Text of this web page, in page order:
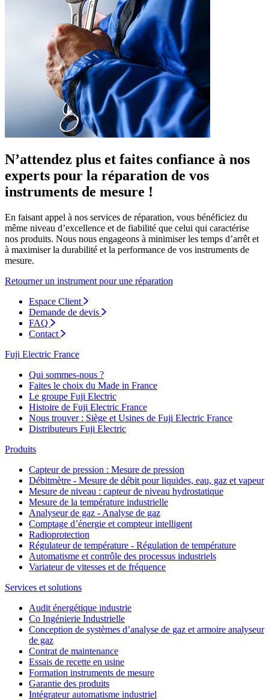
N’attendez plus et faites confiance à nos
experts pour la réparation de vos
instruments de mesure !
En faisant appel à nos services de réparation, vous bénéficiez du
même niveau d’excellence et de fiabilité que celui qui caractérise
nos produits. Nous nous engageons à minimiser les temps d’arrêt et
à maximiser la durabilité et la performance de vos instruments de
mesure.
Retourner un instrument pour une réparation
Espace Client
Demande de devis
FAQ
Contact
Fuji Electric France
Qui sommes-nous ?
Faites le choix du Made in France
Le groupe Fuji Electric
Histoire de Fuji Electric France
Nous trouver : Siège et Usines de Fuji Electric France
Distributeurs Fuji Electric
Produits
Capteur de pression : Mesure de pression
Débitmètre - Mesure de débit pour liquides, eau, gaz et vapeur
Mesure de niveau : capteur de niveau hydrostatique
Mesure de la température industrielle
Analyseur de gaz - Analyse de gaz
Comptage d’énergie et compteur intelligent
Radioprotection
Régulateur de température - Régulation de température
Automatisme et contrôle des processus industriels
Variateur de vitesses et de fréquence
Services et solutions
Audit énergétique industrie
Co Ingénierie Industrielle
Conception de systèmes d’analyse de gaz et armoire analyseur
de gaz
Contrat de maintenance
Essais de recette en usine
Formation instruments de mesure
Garantie des produits
Intégrateur automatisme industriel